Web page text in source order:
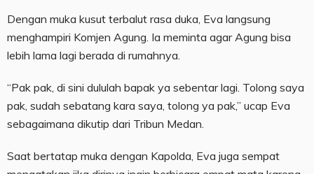
Dengan muka kusut terbalut rasa duka, Eva langsung
menghampiri Komjen Agung. Ia meminta agar Agung bisa
lebih lama lagi berada di rumahnya.
“Pak pak, di sini dululah bapak ya sebentar lagi. Tolong saya
pak, sudah sebatang kara saya, tolong ya pak,” ucap Eva
sebagaimana dikutip dari Tribun Medan.
Saat bertatap muka dengan Kapolda, Eva juga sempat